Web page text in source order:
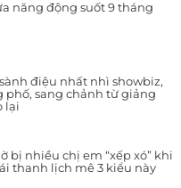
năng động suốt 9 tháng
điệu nhất nhì showbiz,
phố, sang chảnh từ giảng
lại
bị nhiều chị em “xếp xó” khi
thanh lịch mê 3 kiểu này